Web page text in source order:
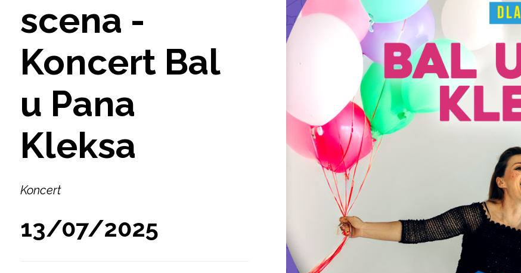
scena -
Koncert Bal
u Pana
Kleksa
Koncert
13/07/2025